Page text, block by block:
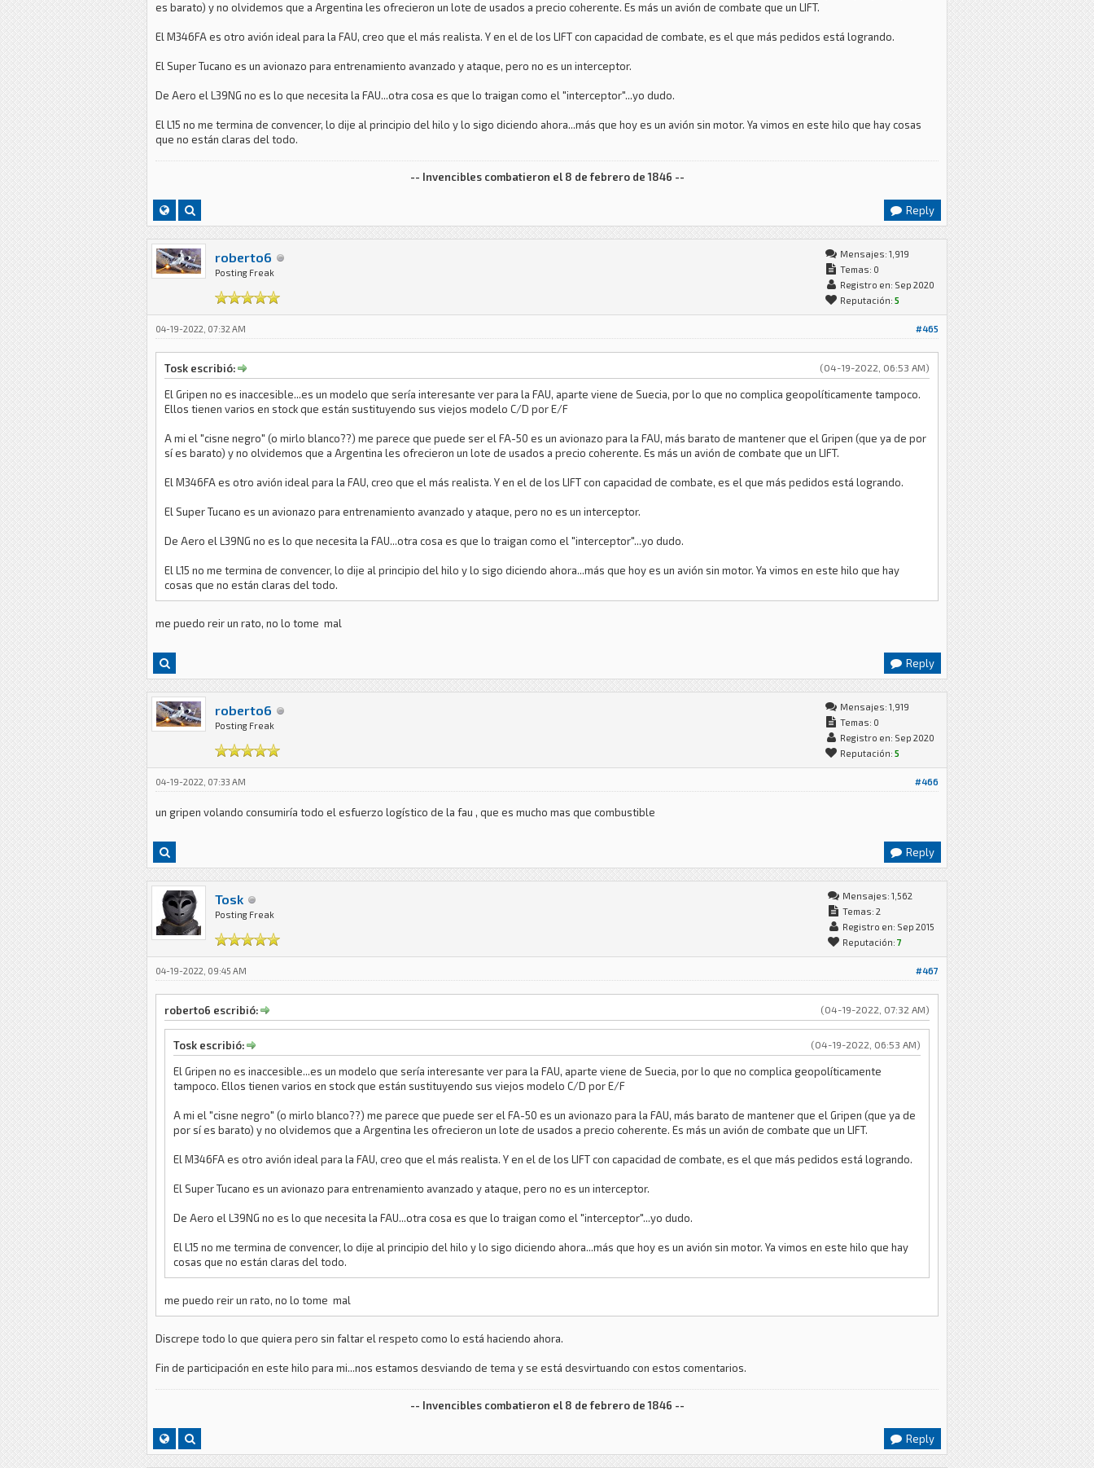
es barato) y no olvidemos que a Argentina les ofrecieron un lote de usados a precio coherente. Es más un avión de combate que un LIFT.
El M346FA es otro avión ideal para la FAU, creo que el más realista. Y en el de los LIFT con capacidad de combate, es el que más pedidos está logrando.
El Super Tucano es un avionazo para entrenamiento avanzado y ataque, pero no es un interceptor.
De Aero el L39NG no es lo que necesita la FAU...otra cosa es que lo traigan como el "interceptor"...yo dudo.
El L15 no me termina de convencer, lo dije al principio del hilo y lo sigo diciendo ahora...más que hoy es un avión sin motor. Ya vimos en este hilo que hay cosas
que no están claras del todo.
-- Invencibles combatieron el 8 de febrero de 1846 --
Reply
roberto6
Posting Freak
Mensajes: 1,919
Temas: 0
Registro en: Sep 2020
Reputación: 5
#465
04-19-2022, 07:32 AM
(04-19-2022, 06:53 AM)
Tosk escribió:
El Gripen no es inaccesible...es un modelo que sería interesante ver para la FAU, aparte viene de Suecia, por lo que no complica geopolíticamente tampoco.
Ellos tienen varios en stock que están sustituyendo sus viejos modelo C/D por E/F
A mi el "cisne negro" (o mirlo blanco??) me parece que puede ser el FA-50 es un avionazo para la FAU, más barato de mantener que el Gripen (que ya de por
sí es barato) y no olvidemos que a Argentina les ofrecieron un lote de usados a precio coherente. Es más un avión de combate que un LIFT.
El M346FA es otro avión ideal para la FAU, creo que el más realista. Y en el de los LIFT con capacidad de combate, es el que más pedidos está logrando.
El Super Tucano es un avionazo para entrenamiento avanzado y ataque, pero no es un interceptor.
De Aero el L39NG no es lo que necesita la FAU...otra cosa es que lo traigan como el "interceptor"...yo dudo.
El L15 no me termina de convencer, lo dije al principio del hilo y lo sigo diciendo ahora...más que hoy es un avión sin motor. Ya vimos en este hilo que hay
cosas que no están claras del todo.
me puedo reir un rato, no lo tome mal
Reply
roberto6
Posting Freak
Mensajes: 1,919
Temas: 0
Registro en: Sep 2020
Reputación: 5
#466
04-19-2022, 07:33 AM
un gripen volando consumiría todo el esfuerzo logístico de la fau , que es mucho mas que combustible
Reply
Tosk
Posting Freak
Mensajes: 1,562
Temas: 2
Registro en: Sep 2015
Reputación: 7
#467
04-19-2022, 09:45 AM
(04-19-2022, 07:32 AM)
roberto6 escribió:
(04-19-2022, 06:53 AM)
Tosk escribió:
El Gripen no es inaccesible...es un modelo que sería interesante ver para la FAU, aparte viene de Suecia, por lo que no complica geopolíticamente
tampoco. Ellos tienen varios en stock que están sustituyendo sus viejos modelo C/D por E/F
A mi el "cisne negro" (o mirlo blanco??) me parece que puede ser el FA-50 es un avionazo para la FAU, más barato de mantener que el Gripen (que ya de
por sí es barato) y no olvidemos que a Argentina les ofrecieron un lote de usados a precio coherente. Es más un avión de combate que un LIFT.
El M346FA es otro avión ideal para la FAU, creo que el más realista. Y en el de los LIFT con capacidad de combate, es el que más pedidos está logrando.
El Super Tucano es un avionazo para entrenamiento avanzado y ataque, pero no es un interceptor.
De Aero el L39NG no es lo que necesita la FAU...otra cosa es que lo traigan como el "interceptor"...yo dudo.
El L15 no me termina de convencer, lo dije al principio del hilo y lo sigo diciendo ahora...más que hoy es un avión sin motor. Ya vimos en este hilo que hay
cosas que no están claras del todo.
me puedo reir un rato, no lo tome mal
Discrepe todo lo que quiera pero sin faltar el respeto como lo está haciendo ahora.
Fin de participación en este hilo para mi...nos estamos desviando de tema y se está desvirtuando con estos comentarios.
-- Invencibles combatieron el 8 de febrero de 1846 --
Reply